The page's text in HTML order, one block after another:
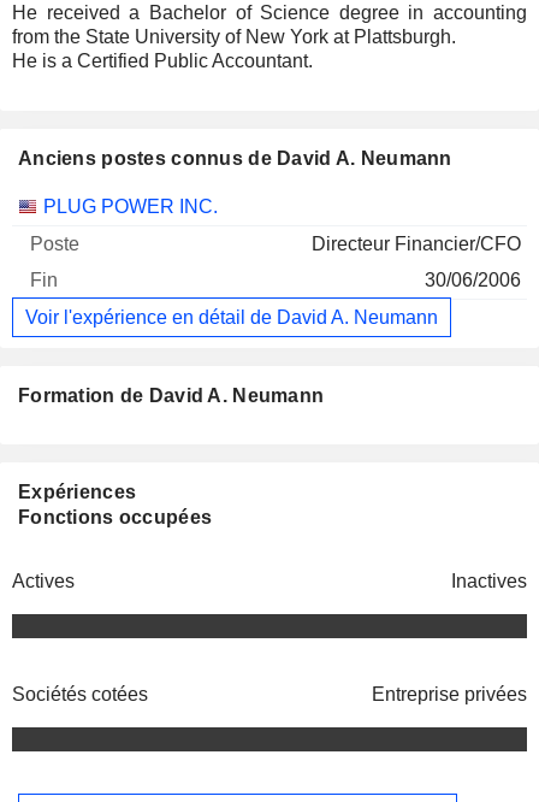
He received a Bachelor of Science degree in accounting
from the State University of New York at Plattsburgh.
He is a Certified Public Accountant.
Anciens postes connus de David A. Neumann
Sociétés Poste Fin
PLUG POWER INC.
Directeur Financier/CFO
30/06/2006
Voir l'expérience en détail de David A. Neumann
Formation de David A. Neumann
Expériences
Fonctions occupées
Actives Inactives
Sociétés cotées Entreprise privées